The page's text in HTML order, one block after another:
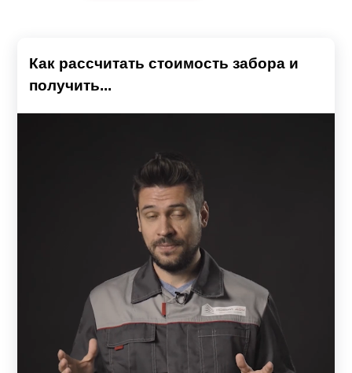
Как рассчитать стоимость забора и
получить...